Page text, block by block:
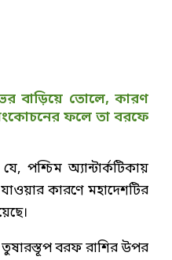
বাড়িয়ে তোলে, কারণ
ফলে তা বরফে
পশ্চিম অ্যান্টার্কটিকায়
কারণে মহাদেশটির
তুষারস্তূপ বরফ রাশির উপর